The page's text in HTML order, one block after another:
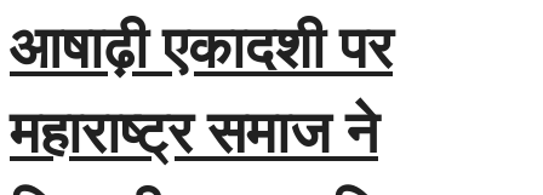
आषाढ़ी एकादशी पर
महाराष्ट्र समाज ने